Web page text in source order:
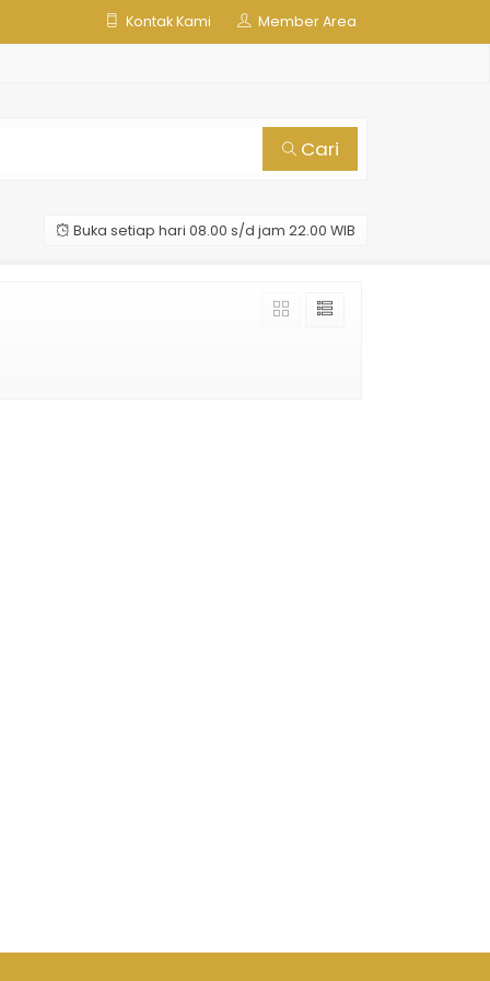
Kontak Kami Member Area
Cari
Buka setiap hari 08.00 s/d jam 22.00 WIB